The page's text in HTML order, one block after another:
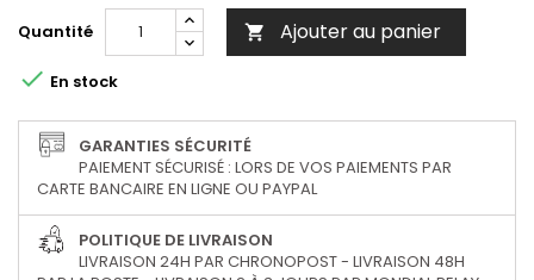
Quantité  Ajouter au panier
 En stock
GARANTIES SÉCURITÉ
PAIEMENT SÉCURISÉ : LORS DE VOS PAIEMENTS PAR
CARTE BANCAIRE EN LIGNE OU PAYPAL
POLITIQUE DE LIVRAISON
LIVRAISON 24H PAR CHRONOPOST - LIVRAISON 48H